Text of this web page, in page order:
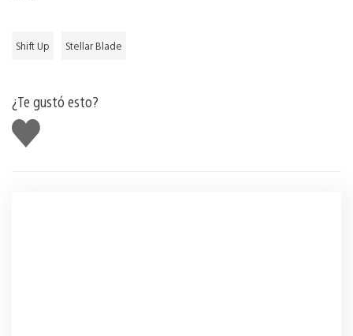
Shift Up Stellar Blade
¿Te gustó esto?
Me
gusta